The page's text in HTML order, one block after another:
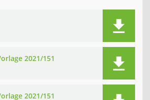
2021/151
2021/151